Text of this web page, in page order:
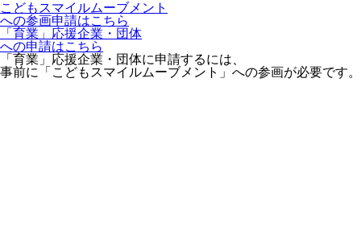
こどもスマイルムーブメント
への参画申請はこちら
「育業」応援企業・団体
への申請はこちら
「育業」応援企業・団体に申請するには、
事前に「こどもスマイルムーブメント」への参画が必要です。